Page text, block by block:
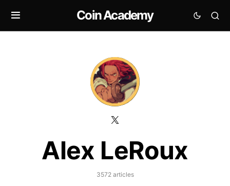
Coin Academy
Alex LeRoux
3572 articles